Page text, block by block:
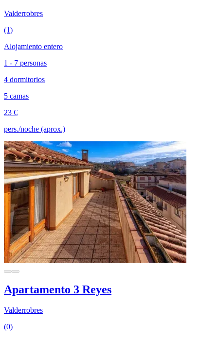
Valderrobres
(1)
Alojamiento entero
1 - 7 personas
4 dormitorios
5 camas
23 €
pers./noche (aprox.)
Apartamento 3 Reyes
Valderrobres
(0)